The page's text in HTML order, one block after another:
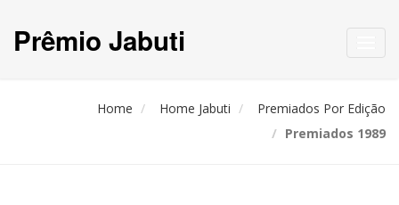
Prêmio Jabuti
Home Home Jabuti
Premiados Por Edição
Premiados 1989